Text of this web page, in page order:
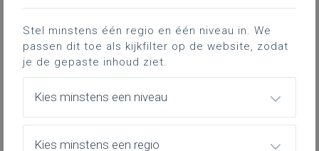
Basisinformatie
Basisinformatie over het leerplan
Inspirerend materiaal
Ondersteuning op de klasvloer
Stel minstens één regio en één niveau in. We
passen dit toe als kijkfilter op de website, zodat
je de gepaste inhoud ziet.
Kies minstens een niveau
Kies minstens een regio